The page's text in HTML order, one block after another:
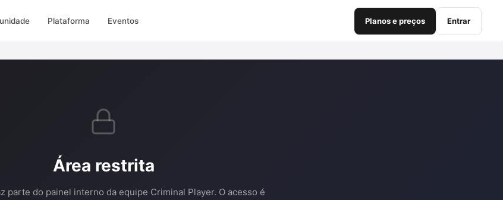
Plataforma Eventos Planos e preços Entrar
Área restrita
parte do painel interno da equipe Criminal Player. O acesso é